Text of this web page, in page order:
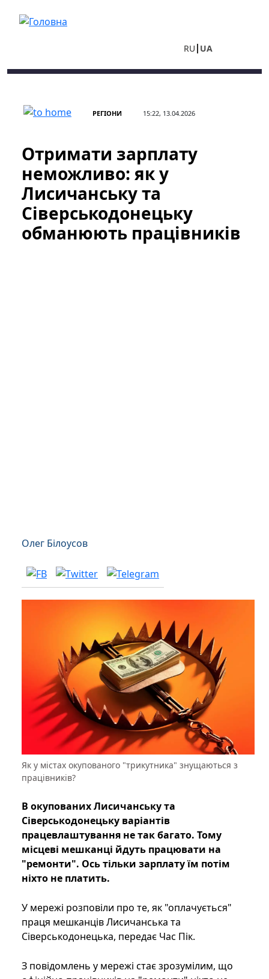
RU UA
РЕГІОНИ 15:22, 13.04.2026
Отримати зарплату
неможливо: як у
Лисичанську та
Сіверськодонецьку
обманюють працівників
Олег Білоусов
Як у містах окупованого "трикутника" знущаються з
працівників?
В окупованих Лисичанську та
Сіверськодонецьку варіантів
працевлаштування не так багато. Тому
місцеві мешканці йдуть працювати на
"ремонти". Ось тільки зарплату їм потім
ніхто не платить.
У мережі розповіли про те, як "оплачується"
праця мешканців Лисичанська та
Сіверськодонецька, передає Час Пік.
З повідомлень у мережі стає зрозумілим, що